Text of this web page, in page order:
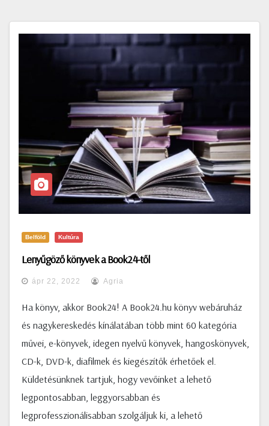
Belföld Kultúra
Lenyűgöző könyvek a Book24-től
ápr 22, 2022 Agria
Ha könyv, akkor Book24! A Book24.hu könyv webáruház
és nagykereskedés kínálatában több mint 60 kategória
művei, e-könyvek, idegen nyelvű könyvek, hangoskönyvek,
CD-k, DVD-k, diafilmek és kiegészítők érhetőek el.
Küldetésünknek tartjuk, hogy vevőinket a lehető
legpontosabban, leggyorsabban és
legprofesszionálisabban szolgáljuk ki, a lehető